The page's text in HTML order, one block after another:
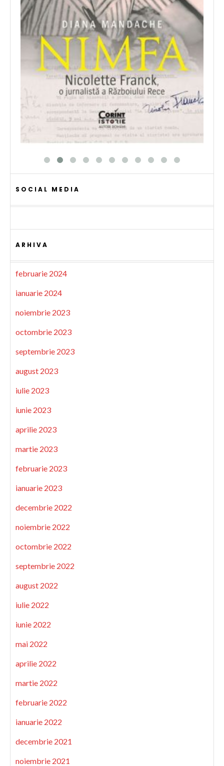
SOCIAL MEDIA
ARHIVA
februarie 2024
ianuarie 2024
noiembrie 2023
octombrie 2023
septembrie 2023
august 2023
iulie 2023
iunie 2023
aprilie 2023
martie 2023
februarie 2023
ianuarie 2023
decembrie 2022
noiembrie 2022
octombrie 2022
septembrie 2022
august 2022
iulie 2022
iunie 2022
mai 2022
aprilie 2022
martie 2022
februarie 2022
ianuarie 2022
decembrie 2021
noiembrie 2021